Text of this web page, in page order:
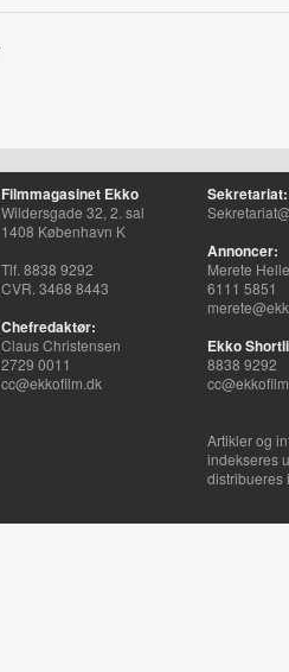
Filmmagasinet Ekko
Wildersgade 32, 2. sal
1408 København K
Tlf. 8838 9292
CVR. 3468 8443
Chefredaktør:
Claus Christensen
2729 0011
cc@ekkofilm.dk
Sekretariat:
Annoncer:
Merete
6111 5851
Ekko
8838 9292
Artikler og
indekseres
distribueres